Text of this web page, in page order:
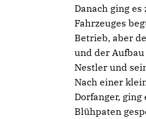
Danach ging
Fahrzeuges
Betrieb, aber
und der
Nestler und
Nach einer
Dorfanger,
Blühpaten